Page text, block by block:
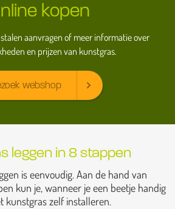
kopen
aanvragen of meer informatie over
en prijzen van kunstgras.
webshop
leggen in 8 stappen
is eenvoudig. Aan de hand van
kun je, wanneer je een beetje handig
kunstgras zelf installeren.